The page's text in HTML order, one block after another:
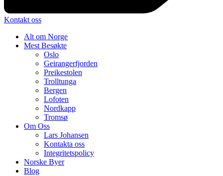
Kontakt oss
Alt om Norge
Mest Besøkte
Oslo
Geirangerfjorden
Preikestolen
Trolltunga
Bergen
Lofoten
Nordkapp
Tromsø
Om Oss
Lars Johansen
Kontakta oss
Integritetspolicy
Norske Byer
Blog